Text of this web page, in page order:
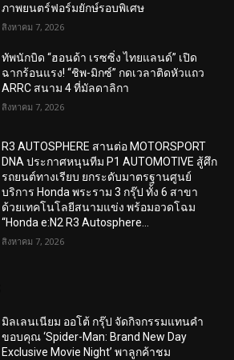
ภาพยนตร์ฟอร์มยักษ์รอบพิเศษ
สิงหาคม 7, 2026
ทัพนักบิด “ฮอนด้า เรซซิ่ง ไทยแลนด์” เปิด
ฉากร้อนแรง! “ชิพ-มิกซ์” กดเวลาติดหัวแถว
ARRC สนาม 4 ที่มัลดาลิกา
สิงหาคม 7, 2026
R3 AUTOSPHERE สานต่อ MOTORSPORT
DNA ประกาศหนุนทีม P1 AUTOMOTIVE สู้ศึก
รถยนต์ทางเรียบ ยกระดับมาตรฐานศูนย์
บริการ Honda พระราม 3 กรุ๊ป ทั้ง 6 สาขา
ด้วยเทคโนโลยีสนามแข่ง พร้อมอวดโฉม
“Honda e:N2 R3 Autosphere...
สิงหาคม 7, 2026
มิลเลนเนียม ออโต้ กรุ๊ป จัดกิจกรรมแทนคำ
ขอบคุณ ‘Spider-Man: Brand New Day
Exclusive Movie Night’ พาลูกค้าชม